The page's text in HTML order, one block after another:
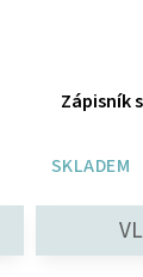
Zápisník
SKLADEM